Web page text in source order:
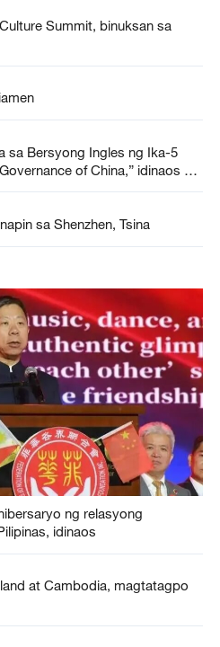
Summit, binuksan sa
sa Bersyong Ingles ng Ika-5
of China,” idinaos sa
sa Shenzhen, Tsina
ng relasyong
idinaos
at Cambodia, magtatagpo